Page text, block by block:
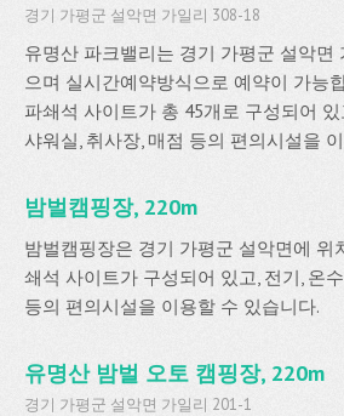
경기 가평군 설악면 가일리 308-18
유명산 파크밸리는 경기 가평군 설악면
으며 실시간예약방식으로 예약이 가능
파쇄석 사이트가 총 45개로 구성되어 있
샤워실, 취사장, 매점 등의 편의시설을
밤벌캠핑장, 220m
밤벌캠핑장은 경기 가평군 설악면에 위
쇄석 사이트가 구성되어 있고, 전기, 온
등의 편의시설을 이용할 수 있습니다.
유명산 밤벌 오토 캠핑장, 220m
경기 가평군 설악면 가일리 201-1